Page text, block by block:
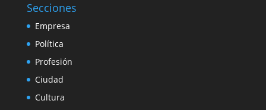
Secciones
Empresa
Política
Profesión
Ciudad
Cultura